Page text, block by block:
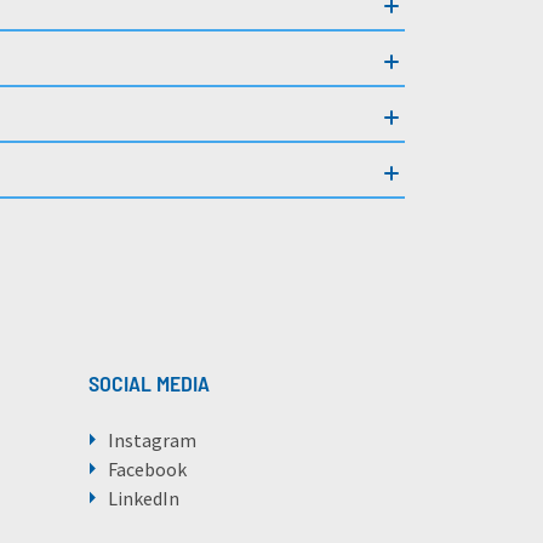
SOCIAL MEDIA
Instagram
Facebook
LinkedIn